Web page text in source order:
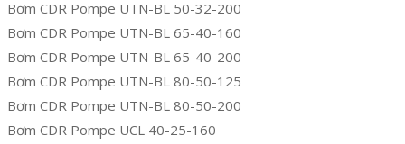
Bơm CDR Pompe UTN-BL 50-32-200
Bơm CDR Pompe UTN-BL 65-40-160
Bơm CDR Pompe UTN-BL 65-40-200
Bơm CDR Pompe UTN-BL 80-50-125
Bơm CDR Pompe UTN-BL 80-50-200
Bơm CDR Pompe UCL 40-25-160